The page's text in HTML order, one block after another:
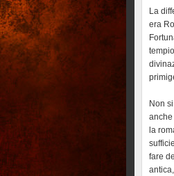
La
era
Non
la
fare